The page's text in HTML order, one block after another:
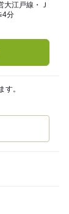
大江戸線・Ｊ
4分
す。